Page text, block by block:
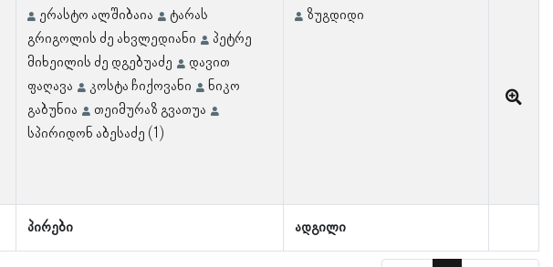
პირები ადგილი
ერასტო ალშიბაია
ტარას
გრიგოლის ძე ახვლედიანი
პეტრე
მიხეილის ძე დგებუაძე
დავით
ფაღავა
კოსტა ჩიქოვანი
ნიკო
გაბუნია
თეიმურაზ გვათუა
სპირიდონ აბესაძე (1)
ზუგდიდი